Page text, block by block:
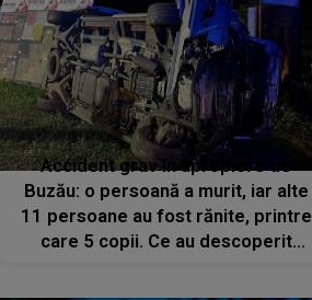
Accident grav în apropiere de
Buzău: o persoană a murit, iar alte
11 persoane au fost rănite, printre
care 5 copii. Ce au descoperit